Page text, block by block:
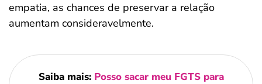
empatia, as chances de preservar a relação
aumentam consideravelmente.
Saiba mais: Posso sacar meu FGTS para